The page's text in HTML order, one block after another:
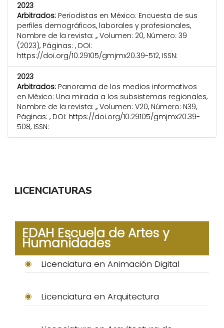
2023
Arbitrados: Periodistas en México: Encuesta de sus
perfiles demográficos, laborales y profesionales,
Nombre de la revista: ,, Volumen: 20, Número: 39
(2023), Páginas: , DOI:
https://doi.org/10.29105/gmjmx20.39-512, ISSN:
2023
Arbitrados: Panorama de los medios informativos
en México: Una mirada a los subsistemas regionales,
Nombre de la revista: ,, Volumen: V20, Número: N39,
Páginas: , DOI: https://doi.org/10.29105/gmjmx20.39-
508, ISSN:
LICENCIATURAS
EDAH Escuela de Artes y
Humanidades
Licenciatura en Animación Digital
Licenciatura en Arquitectura